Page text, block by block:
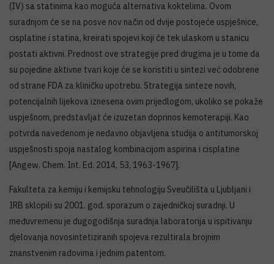
(IV) sa statinima kao moguća alternativa koktelima. Ovom
suradnjom će se na posve nov način od dvije postojeće uspješnice,
cisplatine i statina, kreirati spojevi koji će tek ulaskom u stanicu
postati aktivni. Prednost ove strategije pred drugima je u tome da
su pojedine aktivne tvari koje će se koristiti u sintezi već odobrene
od strane FDA za kliničku upotrebu. Strategija sinteze novih,
potencijalnih lijekova iznesena ovim prijedlogom, ukoliko se pokaže
uspješnom, predstavljat će izuzetan doprinos kemoterapiji. Kao
potvrda navedenom je nedavno objavljena studija o antitumorskoj
uspješnosti spoja nastalog kombinacijom aspirina i cisplatine
[Angew. Chem. Int. Ed. 2014, 53, 1963-1967].
Fakulteta za kemiju i kemijsku tehnologiju Sveučilišta u Ljubljani i
IRB sklopili su 2001. god. sporazum o zajedničkoj suradnji. U
međuvremenu je dugogodišnja suradnja laboratorija u ispitivanju
djelovanja novosintetiziranih spojeva rezultirala brojnim
znanstvenim radovima i jednim patentom.